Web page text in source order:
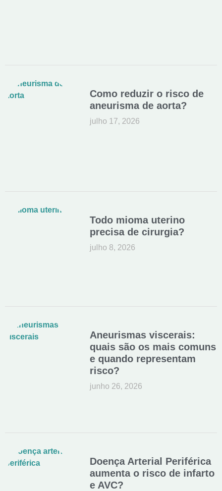
Como reduzir o risco de
aneurisma de aorta?
julho 17, 2026
Todo mioma uterino
precisa de cirurgia?
julho 8, 2026
Aneurismas viscerais:
quais são os mais comuns
e quando representam
risco?
junho 26, 2026
Doença Arterial Periférica
aumenta o risco de infarto
e AVC?